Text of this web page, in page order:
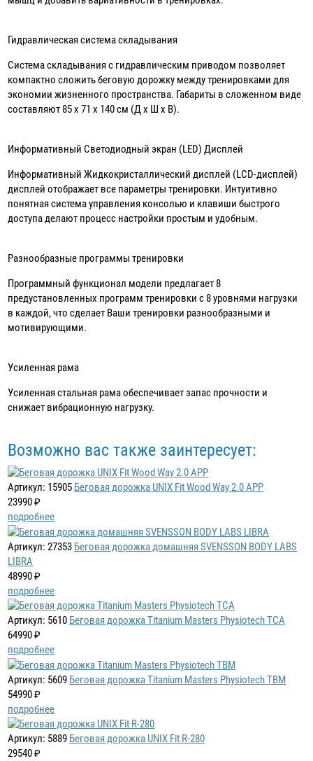
Гидравлическая система складывания
Система складывания с гидравлическим приводом позволяет
компактно сложить беговую дорожку между тренировками для
экономии жизненного пространства. Габариты в сложенном виде
составляют 85 х 71 х 140 см (Д х Ш х В).
Информативный Светодиодный экран (LED) Дисплей
Информативный Жидкокристаллический дисплей (LCD-дисплей)
дисплей отображает все параметры тренировки. Интуитивно
понятная система управления консолью и клавиши быстрого
доступа делают процесс настройки простым и удобным.
Разнообразные программы тренировки
Программный функционал модели предлагает 8
предустановленных программ тренировки с 8 уровнями нагрузки
в каждой, что сделает Ваши тренировки разнообразными и
мотивирующими.
Усиленная рама
Усиленная стальная рама обеспечивает запас прочности и
снижает вибрационную нагрузку.
Возможно вас также заинтересует:
Артикул: 15905 Беговая дорожка UNIX Fit Wood Way 2.0 APP
23990 ₽
подробнее
Артикул: 27353 Беговая дорожка домашняя SVENSSON BODY LABS
LIBRA
48990 ₽
подробнее
Артикул: 5610 Беговая дорожка Titanium Masters Physiotech TCA
64990 ₽
подробнее
Артикул: 5609 Беговая дорожка Titanium Masters Physiotech TBM
54990 ₽
подробнее
Артикул: 5889 Беговая дорожка UNIX Fit R-280
29540 ₽